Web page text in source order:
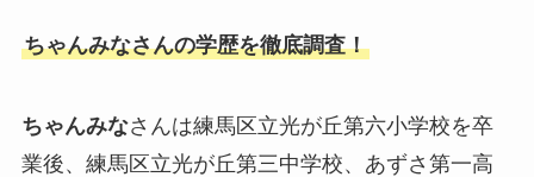
ちゃんみなさんの学歴を徹底調査！
ちゃんみなさんは練馬区立光が丘第六小学校を卒
業後、練馬区立光が丘第三中学校、あずさ第一高